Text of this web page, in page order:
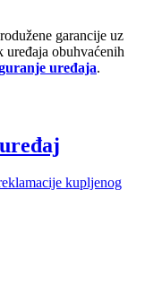
garancije uz
uređaja obuhvaćenih
uređaja.
kupljenog